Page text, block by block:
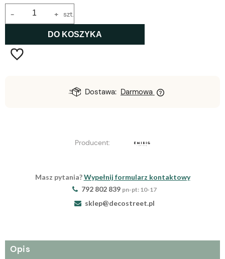
+
- szt.
DO KOSZYKA
Dostawa: Darmowa
Producent:
Masz pytania?Wypełnij formularz kontaktowy
792 802 839 pn-pt: 10-17
sklep@decostreet.pl
Opis